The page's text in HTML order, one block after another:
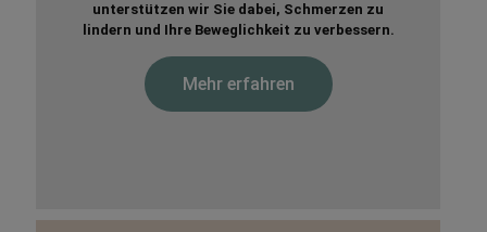
unterstützen wir Sie dabei, Schmerzen zu
lindern und Ihre Beweglichkeit zu verbessern.
Mehr erfahren